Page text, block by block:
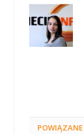
POWIĄZANE